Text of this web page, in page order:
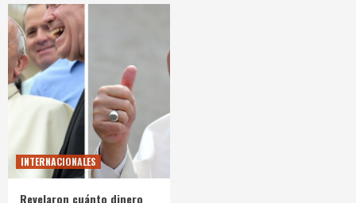
INTERNACIONALES
Revelaron cuánto dinero